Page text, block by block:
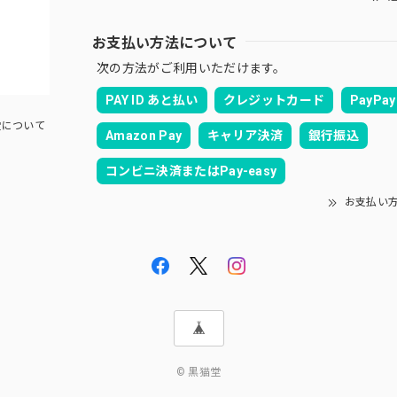
ついて
お支払い方法について
次の方法がご利用いただけます。
PAY ID あと払い クレジットカード PayPay
Amazon Pay キャリア決済 銀行振込
コンビニ決済またはPay-easy
お支払い
© 黒猫堂